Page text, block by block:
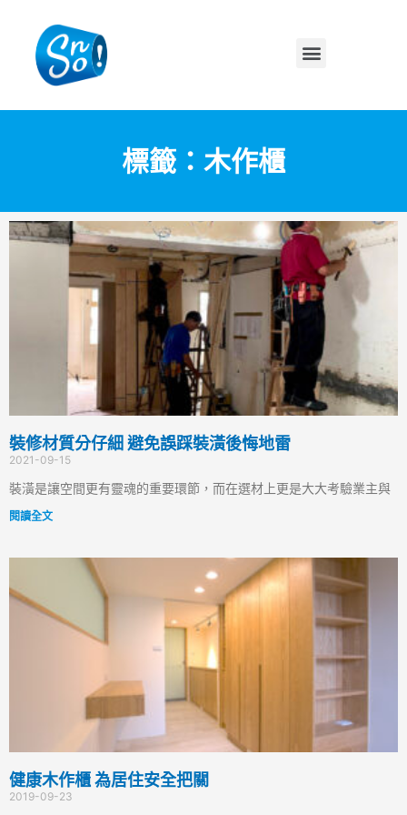
標籤：木作櫃
裝修材質分仔細 避免誤踩裝潢後悔地雷
2021-09-15
裝潢是讓空間更有靈魂的重要環節，而在選材上更是大大考驗業主與
閱讀全文
健康木作櫃 為居住安全把關
2019-09-23